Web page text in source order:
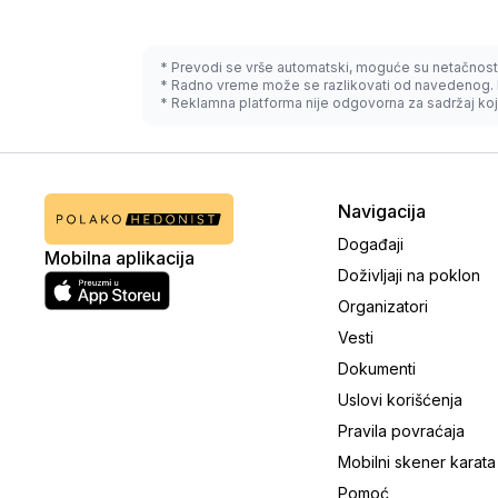
* Prevodi se vrše automatski, moguće su
* Radno vreme može se razlikovati od
* Reklamna platforma nije odgovorna za sadržaj
Mobilna aplikacija
Navigacija
Događaji
Doživljaji na poklon
Organizatori
Vesti
Dokumenti
Uslovi korišćenja
Pravila povraćaja
Mobilni skener karata
Pomoć